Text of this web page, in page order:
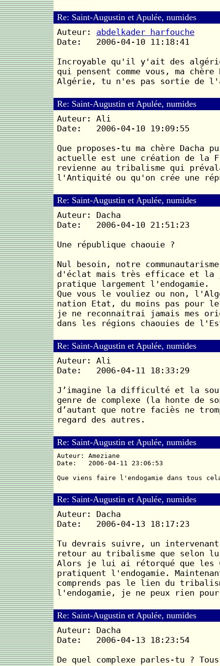
Re: Saint-Augustin et Apulée, numides
Auteur: abdelkader harfouche
Date: 2006-04-10 11:18:41
Incroyable qu'il y'ait des
qui pensent comme vous, ma
Algérie, tu n'es pas sortie de
Re: Saint-Augustin et Apulée, numides
Auteur: Ali
Date: 2006-04-10 19:09:55
Que proposes-tu ma chère Dacha
actuelle est une création de la
revienne au tribalisme qui
l'Antiquité ou qu'on crée une
Re: Saint-Augustin et Apulée, numides
Auteur: Dacha
Date: 2006-04-10 21:51:23
Une république chaouie ?
Nul besoin, notre
d'éclat mais très efficace et la
pratique largement l'endogamie.
Que vous le vouliez ou non,
nation Etat, du moins pas pour le
je ne reconnaitrai jamais mes
dans les régions chaouies de
Re: Saint-Augustin et Apulée, numides
Auteur: Ali
Date: 2006-04-11 18:33:29
J’imagine la difficulté et la
genre de complexe (la honte de
d’autant que notre faciès ne
regard des autres.
Re: Saint-Augustin et Apulée, numides
Auteur: Ameziane
Date: 2006-04-11 23:06:53
Que viens faire l'endogamie dans tous
Re: Saint-Augustin et Apulée, numides
Auteur: Dacha
Date: 2006-04-13 18:17:23
Tu devrais suivre, un
retour au tribalisme que selon
Alors je lui ai rétorqué que les
pratiquent l'endogamie.
comprends pas le lien du
l'endogamie, je ne peux rien
Re: Saint-Augustin et Apulée, numides
Auteur: Dacha
Date: 2006-04-13 18:23:54
De quel complexe parles-tu ?